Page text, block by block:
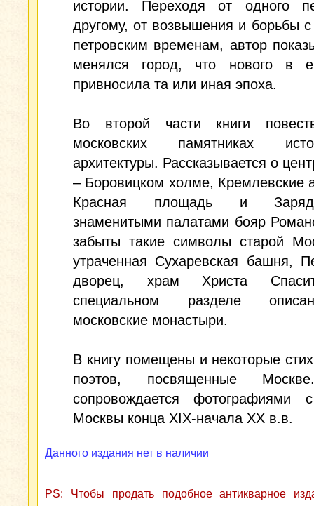
истории. Переходя от одного
другому, от возвышения и борьбы
петровским временам, автор
менялся город, что нового в
привносила та или иная эпоха.
Во второй части книги
московских памятниках
архитектуры. Рассказывается о
– Боровицком холме, Кремлевские
Красная площадь и
знаменитыми палатами бояр
забыты такие символы старой
утраченная Сухаревская башня,
дворец, храм Христа
специальном разделе
московские монастыри.
В книгу помещены и некоторые
поэтов, посвященные
сопровождается фотографиями
Москвы конца XIX-начала XX в.в.
Данного издания нет в наличии
PS: Чтобы продать подобное антикварное